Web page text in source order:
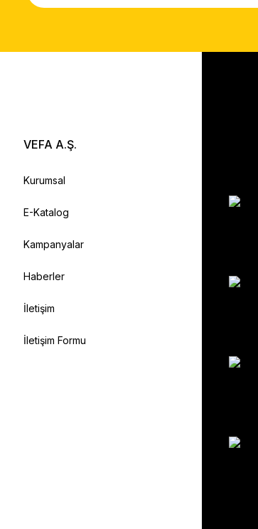
VEFA A.Ş.
Kurumsal
E-Katalog
Kampanyalar
Haberler
İletişim
İletişim Formu